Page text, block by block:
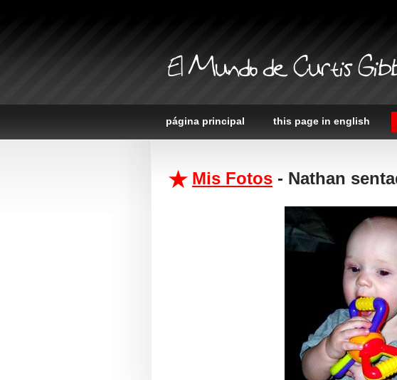
El Mundo de Curtis
página principal this page in english
Mis Fotos - Nathan